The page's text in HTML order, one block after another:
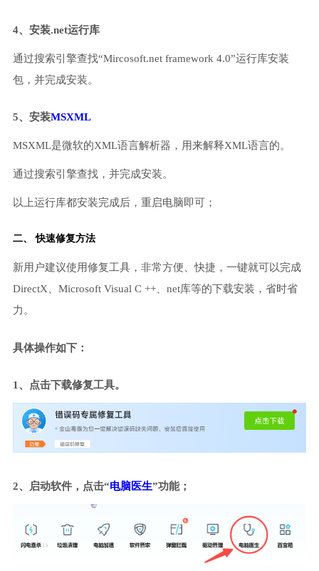
4、安装.net运行库
通过搜索引擎查找“Mircosoft.net framework 4.0”运行库安装
包，并完成安装。
5、安装MSXML
MSXML是微软的XML语言解析器，用来解释XML语言的。
通过搜索引擎查找，并完成安装。
以上运行库都安装完成后，重启电脑即可；
二、 快速修复方法
新用户建议使用修复工具，非常方便、快捷，一键就可以完成
DirectX、Microsoft Visual C ++、net库等的下载安装，省时省
力。
具体操作如下：
1、点击下载修复工具。
2、启动软件，点击“电脑医生”功能；